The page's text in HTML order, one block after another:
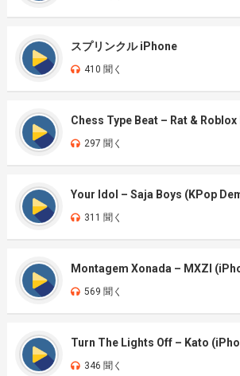
スプリンクル iPhone
410 聞く
Chess Type Beat – Rat &
297 聞く
311 聞く
Montagem Xonada – MXZI
569 聞く
Turn The Lights Off – Kato
346 聞く